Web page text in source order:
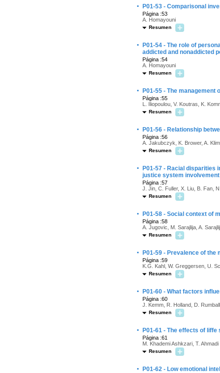
· P01-53 - Comparisonal
Página :53
A. Homayouni
Resumen
·
P01-54 - The role of
addicted and nonaddicted
Página :54
A. Homayouni
Resumen
· P01-55 - The
Página :55
L. Iliopoulou, V. Koutras, K.
Resumen
· P01-56 - Relationship
Página :56
A. Jakubczyk, K. Brower, A.
Resumen
·
P01-57 - Racial disparities
justice system involvement
Página :57
J. Jin, C. Fuller, X. Liu, B. Fan,
Resumen
· P01-58 - Social context of
Página :58
A. Jugovic, M. Sarajlija, A.
Resumen
· P01-59 - Prevalence of
Página :59
K.G. Kahl, W. Greggersen, U.
Resumen
· P01-60 - What factors
Página :60
J. Kemm, R. Holland, D. Rumball
Resumen
· P01-61 - The effects of
Página :61
M. Khademi Ashkzari, T.
Resumen
· P01-62 - Low emotional